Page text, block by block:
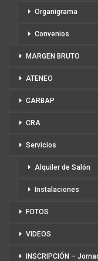
Organigrama
Convenios
MARGEN BRUTO
ATENEO
CARBAP
CRA
Servicios
Alquiler de Salón
Instalaciones
FOTOS
VIDEOS
INSCRIPCIÓN –